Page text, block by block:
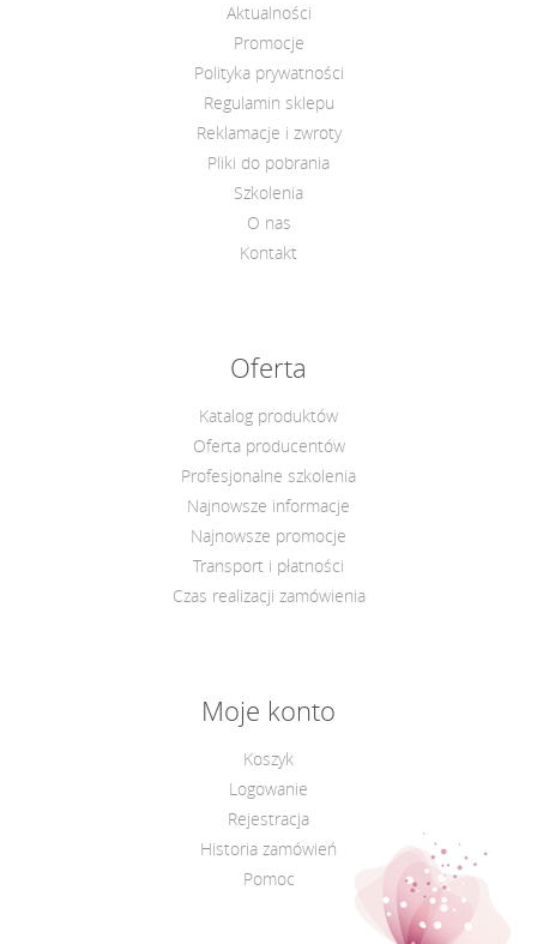
Aktualności
Promocje
Polityka prywatności
Regulamin sklepu
Reklamacje i zwroty
Pliki do pobrania
Szkolenia
O nas
Kontakt
Oferta
Katalog produktów
Oferta producentów
Profesjonalne szkolenia
Najnowsze informacje
Najnowsze promocje
Transport i płatności
Czas realizacji zamówienia
Moje konto
Koszyk
Logowanie
Rejestracja
Historia zamówień
Pomoc